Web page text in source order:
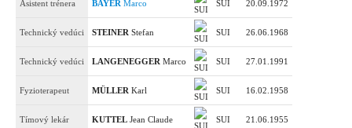
Asistent trénera BAYER Marco SUI 20.09.1972
Technický vedúci STEINER Stefan SUI 26.06.1968
Technický vedúci LANGENEGGER Marco SUI 27.01.1991
Fyzioterapeut MÜLLER Karl SUI 16.02.1958
Tímový lekár KUTTEL Jean Claude SUI 21.06.1955